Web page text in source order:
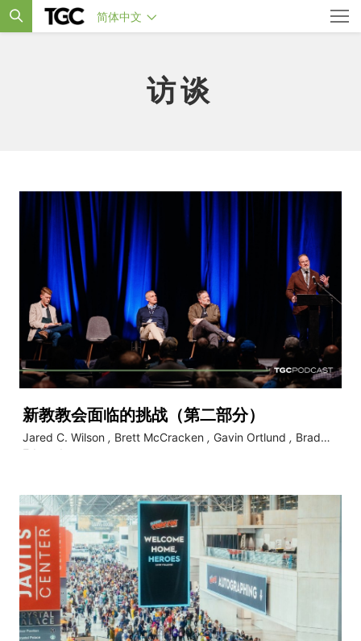
简体中文
访谈
新教教会面临的挑战（第二部分）
Jared C. Wilson , Brett McCracken , Gavin Ortlund , Brad
Edwards